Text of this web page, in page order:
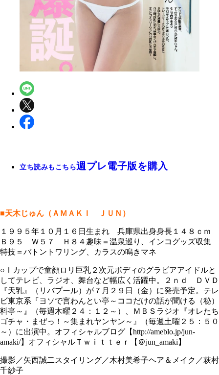
立ち読みもこちら週プレ電子版を購入
■天木じゅん（ＡＭＡＫＩ ＪＵＮ）
１９９５年１０月１６日生まれ 兵庫県出身身長１４８ｃｍ
Ｂ９５ Ｗ５７ Ｈ８４趣味＝温泉巡り、インコグッズ収集
特技＝バトントワリング、カラスの鳴きマネ
○Ⅰカップで童顔ロリ巨乳２次元ボディのグラビアアイドルと
してテレビ、ラジオ、舞台など幅広く活躍中。２ｎｄ ＤＶＤ
『天乳』（リバプール）が７月２９日（金）に発売予定。テレ
ビ東京系『ヨソで言わんとい亭～ココだけの話が聞ける（秘）
料亭～』（毎週木曜２４：１２～）、ＭＢＳラジオ『オレたち
ゴチャ・まぜっ！～集まれヤンヤン～』（毎週土曜２５：５０
～）に出演中。オフィシャルブログ【http://ameblo.jp/jun-
amaki/】オフィシャルＴｗｉｔｔｅｒ【＠jun_amaki】
撮影／矢西誠二スタイリング／木村美希子ヘア＆メイク／萩村
千紗子